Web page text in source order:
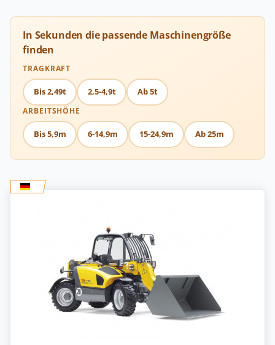
In Sekunden die passende Maschinengröße
finden
TRAGKRAFT
Bis 2,49t 2,5-4,9t Ab 5t
ARBEITSHÖHE
Bis 5,9m 6-14,9m 15-24,9m Ab 25m